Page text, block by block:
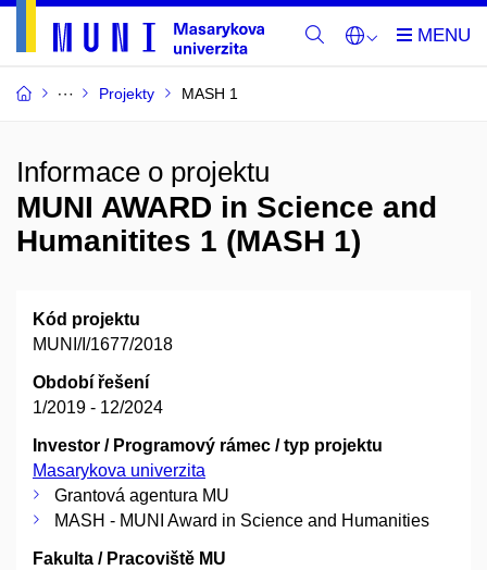
Projekty MASH 1
Informace o projektu
MUNI AWARD in Science and
Humanitites 1 (MASH 1)
Kód projektu
MUNI/I/1677/2018
Období řešení
1/2019 - 12/2024
Investor / Programový rámec / typ projektu
Masarykova univerzita
Grantová agentura MU
MASH - MUNI Award in Science and Humanities
Fakulta / Pracoviště MU